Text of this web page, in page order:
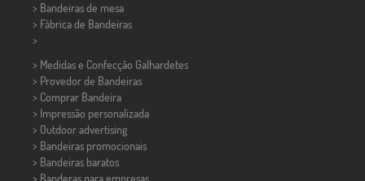
> Bandeiras de mesa
> Fábrica de Bandeiras
>
> Medidas e Confecção Galhardetes
> Provedor de Bandeiras
> Comprar Bandeira
> Impressão personalizada
> Outdoor advertising
> Bandeiras promocionais
> Bandeiras baratos